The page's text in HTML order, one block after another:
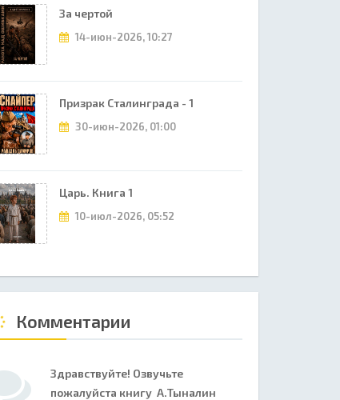
За чертой
14-июн-2026, 10:27
Призрак Сталинграда - 1
30-июн-2026, 01:00
Царь. Книга 1
10-июл-2026, 05:52
Комментарии
Здравствуйте! Озвучьте
пожалуйста книгу А.Тыналин